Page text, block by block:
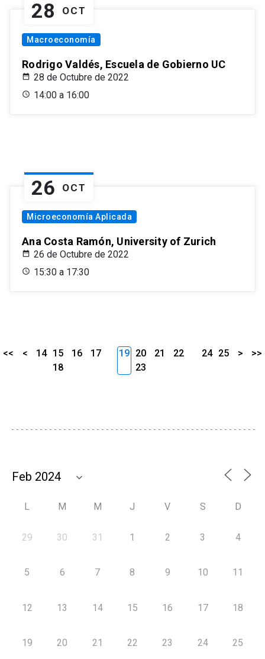
28 OCT
Macroeconomía
Rodrigo Valdés, Escuela de Gobierno UC
28 de Octubre de 2022
14:00 a 16:00
26 OCT
Microeconomía Aplicada
Ana Costa Ramón, University of Zurich
26 de Octubre de 2022
15:30 a 17:30
<< < 14 15 16
17
18
19 20 21
22
23
24 25 > >>
L M M J V S D
29 30 31 1 2 3 4
5 6 7 8 9 10 11
12 13 14 15 16 17 18
19 20 21 22 23 24 25